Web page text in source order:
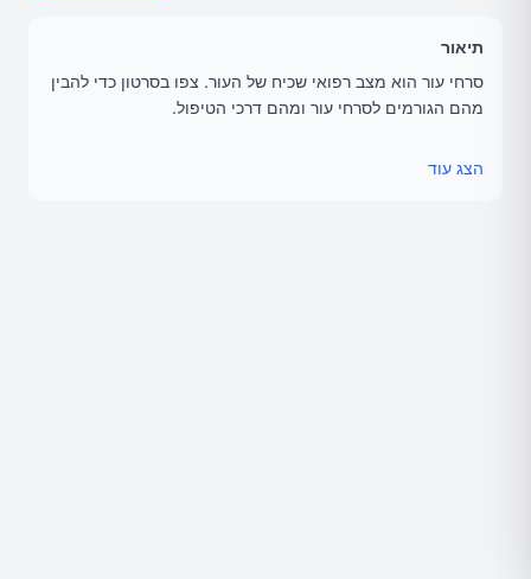
תיאור
סרחי עור הוא מצב רפואי שכיח של העור. צפו בסרטון כדי להבין
מהם הגורמים לסרחי עור ומהם דרכי הטיפול.
הצג עוד